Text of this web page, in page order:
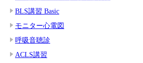
BLS講習 Basic
モニター心電図
呼吸音聴診
ACLS講習